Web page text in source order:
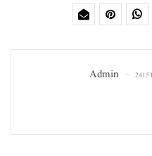
Admin 2415